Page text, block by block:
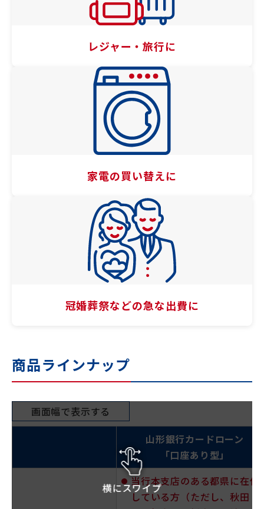
レジャー・旅行に
家電の買い替えに
冠婚葬祭などの急な出費に
商品ラインナップ
画面幅で表示する
山形銀行カードローン
「口座あり型」
当行本支店のある都県に在住
している方（ただし、秋田
横にスワイプ